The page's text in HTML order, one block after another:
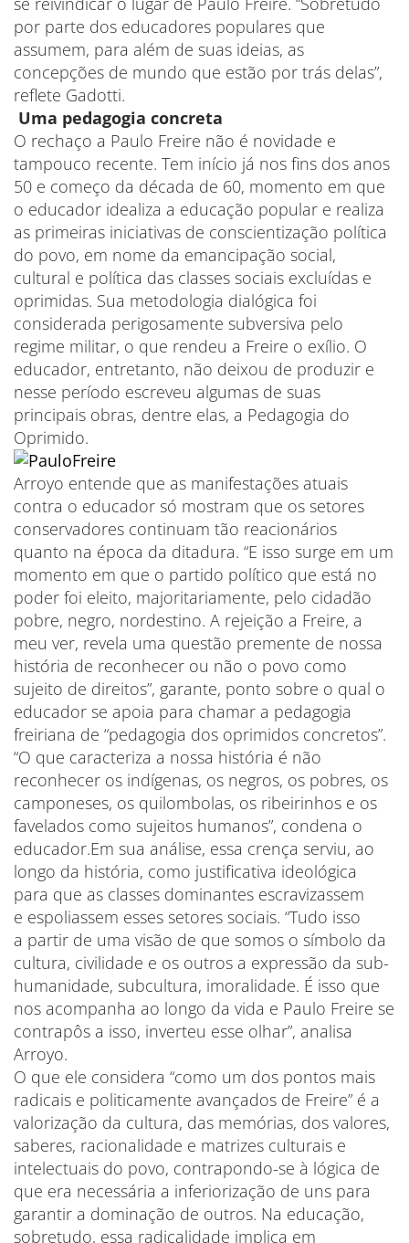
por parte dos educadores populares que
assumem, para além de suas ideias, as
concepções de mundo que estão por trás delas”,
reflete Gadotti.
Uma pedagogia concreta
O rechaço a Paulo Freire não é novidade e
tampouco recente. Tem início já nos fins dos anos
50 e começo da década de 60, momento em que
o educador idealiza a educação popular e realiza
as primeiras iniciativas de conscientização política
do povo, em nome da emancipação social,
cultural e política das classes sociais excluídas e
oprimidas. Sua metodologia dialógica foi
considerada perigosamente subversiva pelo
regime militar, o que rendeu a Freire o exílio. O
educador, entretanto, não deixou de produzir e
nesse período escreveu algumas de suas
principais obras, dentre elas, a Pedagogia do
Oprimido.
Arroyo entende que as manifestações atuais
contra o educador só mostram que os setores
conservadores continuam tão reacionários
quanto na época da ditadura. “E isso surge em um
momento em que o partido político que está no
poder foi eleito, majoritariamente, pelo cidadão
pobre, negro, nordestino. A rejeição a Freire, a
meu ver, revela uma questão premente de nossa
história de reconhecer ou não o povo como
sujeito de direitos”, garante, ponto sobre o qual o
educador se apoia para chamar a pedagogia
freiriana de “pedagogia dos oprimidos concretos”.
“O que caracteriza a nossa história é não
reconhecer os indígenas, os negros, os pobres, os
camponeses, os quilombolas, os ribeirinhos e os
favelados como sujeitos humanos”, condena o
educador.Em sua análise, essa crença serviu, ao
longo da história, como justificativa ideológica
para que as classes dominantes escravizassem
e espoliassem esses setores sociais. “Tudo isso
a partir de uma visão de que somos o símbolo da
cultura, civilidade e os outros a expressão da sub-
humanidade, subcultura, imoralidade. É isso que
nos acompanha ao longo da vida e Paulo Freire se
contrapôs a isso, inverteu esse olhar”, analisa
Arroyo.
O que ele considera “como um dos pontos mais
radicais e politicamente avançados de Freire” é a
valorização da cultura, das memórias, dos valores,
saberes, racionalidade e matrizes culturais e
intelectuais do povo, contrapondo-se à lógica de
que era necessária a inferiorização de uns para
garantir a dominação de outros. Na educação,
sobretudo, essa radicalidade implica em